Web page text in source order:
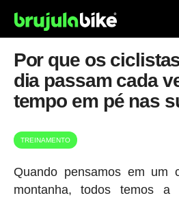
Por que os
dia passam cada
tempo em pé nas
TREINAMENTO
Quando pensamos em um
montanha, todos temos a